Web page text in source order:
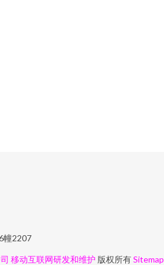
幢2207
移动互联网研发和维护 版权所有Sitemap